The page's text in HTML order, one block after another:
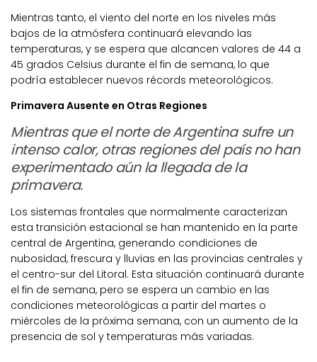
Mientras tanto, el viento del norte en los niveles más
bajos de la atmósfera continuará elevando las
temperaturas, y se espera que alcancen valores de 44 a
45 grados Celsius durante el fin de semana, lo que
podría establecer nuevos récords meteorológicos.
Primavera Ausente en Otras Regiones
Mientras que el norte de Argentina sufre un
intenso calor, otras regiones del país no han
experimentado aún la llegada de la
primavera.
Los sistemas frontales que normalmente caracterizan
esta transición estacional se han mantenido en la parte
central de Argentina, generando condiciones de
nubosidad, frescura y lluvias en las provincias centrales y
el centro-sur del Litoral. Esta situación continuará durante
el fin de semana, pero se espera un cambio en las
condiciones meteorológicas a partir del martes o
miércoles de la próxima semana, con un aumento de la
presencia de sol y temperaturas más variadas.